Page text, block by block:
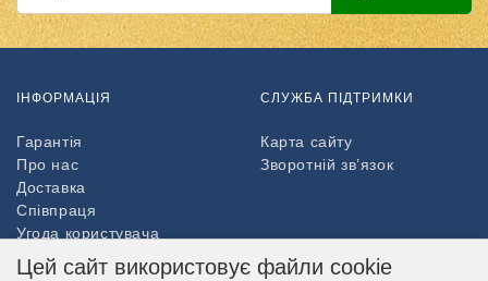
ІНФОРМАЦІЯ
Гарантія
Про нас
Доставка
Співпраця
Угода користувача
Повернення товару
СЛУЖБА ПІДТРИМКИ
Карта сайту
Зворотній зв’язок
Цей сайт використовує файли cookie